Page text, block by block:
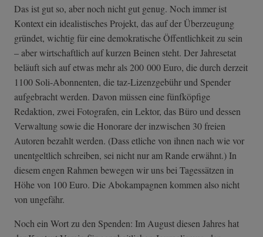
Das ist gut so, aber noch nicht gut genug. Noch immer ist
Kontext ein idealistisches Projekt, das auf der Überzeugung
gründet, wichtig für eine demokratische Öffentlichkeit zu sein
– aber wirtschaftlich auf kurzen Beinen steht. Der Jahresetat
beläuft sich auf etwas mehr als 200 000 Euro, die durch derzeit
1100 Soli-Abonnenten, die taz-Lizenzgebühr und Spender
aufgebracht werden. Davon müssen eine fünfköpfige
Redaktion, zwei Fotografen, ein Lektor, das Büro und dessen
Verwaltung sowie die Honorare der inzwischen 30 freien
Autoren bezahlt werden. (Dass etliche von ihnen nach wie vor
unentgeltlich schreiben, sei nicht nur am Rande erwähnt.) In
diesem engen Rahmen bewegen wir uns bei Tagessätzen in
Höhe von 100 Euro. Die Abokampagnen kommen also nicht
von ungefähr.
Noch ein Wort zu den Spenden: Im August diesen Jahres hat